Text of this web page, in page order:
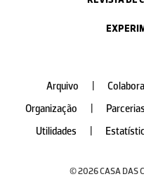
Arquivo
Organização
Parcerias
Utilidades
© 2026 CASA DAS